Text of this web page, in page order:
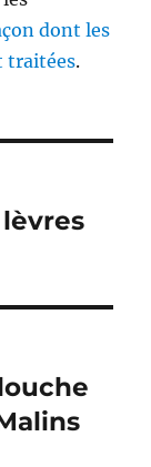
dont les
traitées.